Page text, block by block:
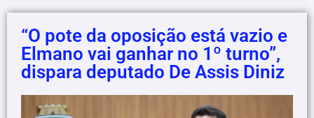
“O pote da oposição está vazio e
Elmano vai ganhar no 1º turno”,
dispara deputado De Assis Diniz